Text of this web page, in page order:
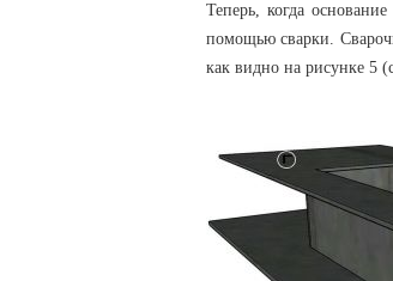
Теперь, когда
помощью сварки.
как видно на рисунке 5